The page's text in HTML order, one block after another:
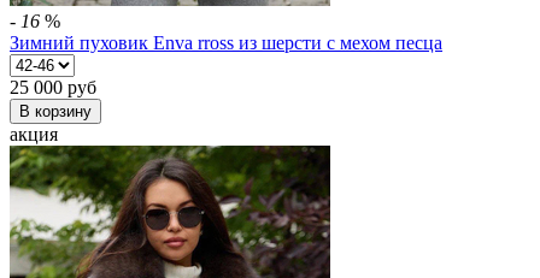
- 16 %
Зимний пуховик Enva rross из шерсти с мехом песца
25 000 руб
В корзину
акция